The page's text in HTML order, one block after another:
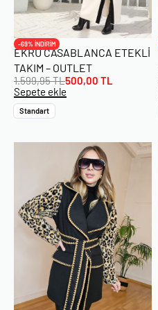
-69% İNDİRİM
EKRU CASABLANCA ETEKLI
TAKIM – OUTLET
1.599,95TL500,00 TL
Sepete ekle
Standart